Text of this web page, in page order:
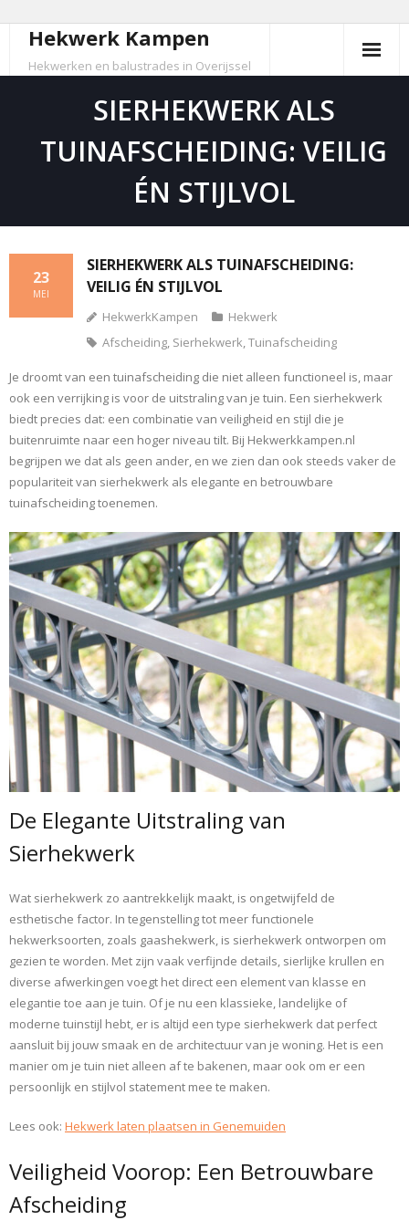
content
Hekwerk Kampen
Hekwerken en balustrades in Overijssel
SIERHEKWERK ALS
TUINAFSCHEIDING: VEILIG
ÉN STIJLVOL
SIERHEKWERK ALS TUINAFSCHEIDING:
VEILIG ÉN STIJLVOL
23
MEI
HekwerkKampen
Hekwerk
Afscheiding, Sierhekwerk,Tuinafscheiding
Je droomt van een tuinafscheiding die niet alleen functioneel is, maar
ook een verrijking is voor de uitstraling van je tuin. Een sierhekwerk
biedt precies dat: een combinatie van veiligheid en stijl die je
buitenruimte naar een hoger niveau tilt. Bij Hekwerkkampen.nl
begrijpen we dat als geen ander, en we zien dan ook steeds vaker de
populariteit van sierhekwerk als elegante en betrouwbare
tuinafscheiding toenemen.
De Elegante Uitstraling van
Sierhekwerk
Wat sierhekwerk zo aantrekkelijk maakt, is ongetwijfeld de
esthetische factor. In tegenstelling tot meer functionele
hekwerksoorten, zoals gaashekwerk, is sierhekwerk ontworpen om
gezien te worden. Met zijn vaak verfijnde details, sierlijke krullen en
diverse afwerkingen voegt het direct een element van klasse en
elegantie toe aan je tuin. Of je nu een klassieke, landelijke of
moderne tuinstijl hebt, er is altijd een type sierhekwerk dat perfect
aansluit bij jouw smaak en de architectuur van je woning. Het is een
manier om je tuin niet alleen af te bakenen, maar ook om er een
persoonlijk en stijlvol statement mee te maken.
Lees ook: Hekwerk laten plaatsen in Genemuiden
Veiligheid Voorop: Een Betrouwbare
Afscheiding